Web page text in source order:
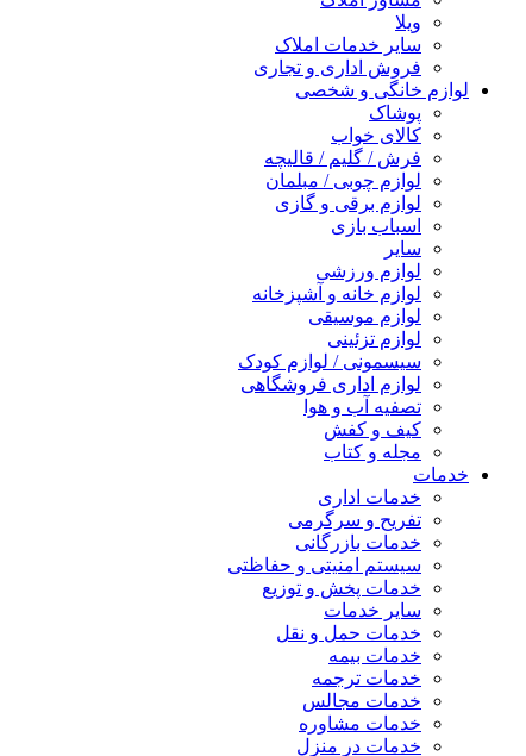
ویلا
سایر خدمات املاک
فروش اداری و تجاری
لوازم خانگی و شخصی
پوشاک
کالای خواب
فرش / گلیم / قالیچه
لوازم چوبی / مبلمان
لوازم برقی و گازی
اسباب بازی
سایر
لوازم ورزشی
لوازم خانه و آشپزخانه
لوازم موسیقی
لوازم تزئینی
سیسمونی / لوازم کودک
لوازم اداری فروشگاهی
تصفیه آب و هوا
کیف و کفش
مجله و کتاب
خدمات
خدمات اداری
تفریح و سرگرمی
خدمات بازرگانی
سیستم امنیتی و حفاظتی
خدمات پخش و توزیع
سایر خدمات
خدمات حمل و نقل
خدمات بیمه
خدمات ترجمه
خدمات مجالس
خدمات مشاوره
خدمات در منزل